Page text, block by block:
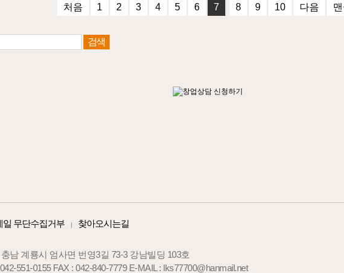
처음 1 2 3 4 5 6 7 8 9 10 다음
일 무단수집거부 | 찾아오시는길
충남 계룡시 엄사면 번영3길 73-3 강남빌딩 103호
551-0155 FAX : 042-840-7779 E-MAIL : lks77700@hanmail.net